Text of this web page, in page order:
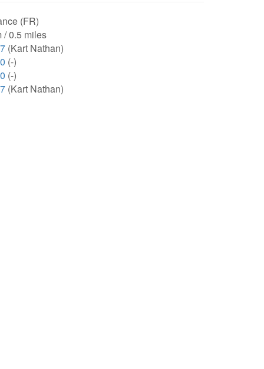
(FR)
/ 0.5 miles
(Kart Nathan)
(-)
(-)
(Kart Nathan)